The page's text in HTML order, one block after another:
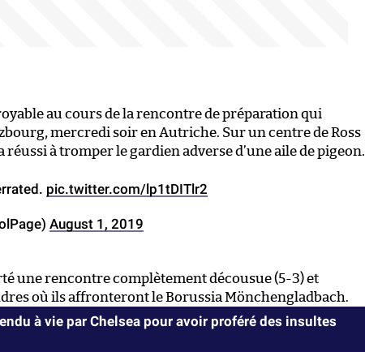
au cours de la rencontre de préparation qui
mercredi soir en Autriche. Sur un centre de Ross
réussi à tromper le gardien adverse d’une aile de pigeon.
pic.twitter.com/lp1tDITlr2
August 1, 2019
une rencontre complètement décousue (5-3) et
où ils affronteront le Borussia Mönchengladbach.
à vie par Chelsea pour avoir proféré des insultes